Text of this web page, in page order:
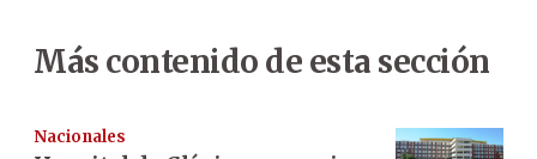
Más contenido de esta sección
Nacionales